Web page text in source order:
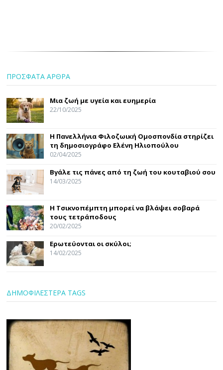
ΠΡΟΣΦΑΤΑ ΑΡΘΡΑ
Μια ζωή με υγεία και ευημερία
22/10/2025
Η Πανελλήνια Φιλοζωική Ομοσπονδία στηρίζει
τη δημοσιογράφο Ελένη Ηλιοπούλου
02/04/2025
Βγάλε τις πάνες από τη ζωή του κουταβιού σου
14/03/2025
Η Τσικνοπέμπτη μπορεί να βλάψει σοβαρά
τους τετράποδους
20/02/2025
Ερωτεύονται οι σκύλοι;
14/02/2025
ΔΗΜΟΦΙΛΕΣΤΕΡΑ TAGS